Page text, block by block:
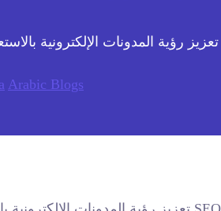
تعزيز رؤية المدونات الإلكترونية
Arabic Blogs